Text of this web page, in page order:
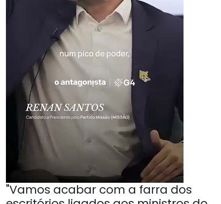
"Vamos acabar com a farra dos